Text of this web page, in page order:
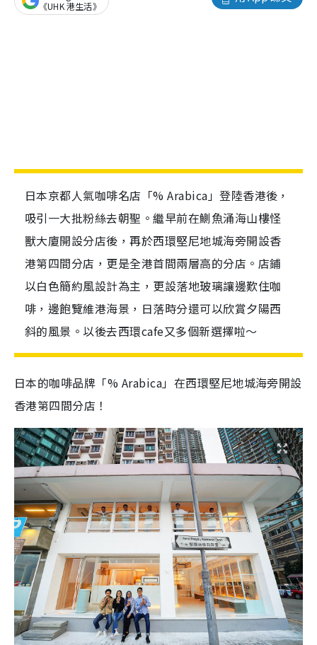
《UHK 港生活》
日本京都人氣咖啡名店「% Arabica」登陸香港後，
吸引一大批粉絲去朝聖。繼早前在鰂魚涌海山樓怪
獸大廈開設分店後，再於西環堅尼地城海旁開設香
港第四間分店，更是全港首間兩層高的分店。店鋪
以白色簡約風設計為主，更設落地玻璃讓邊歎住咖
啡，邊飽覽維港海景，日落時分還可以欣賞夕陽西
斜的風景。以後去西環cafe又多個新選擇啦～
日本的咖啡品牌「% Arabica」在西環堅尼地城海旁開設
香港第四間分店！